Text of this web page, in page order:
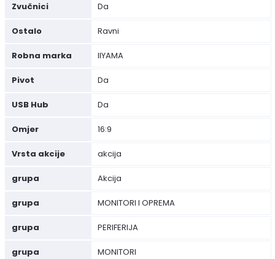
Zvučnici Da
Ostalo Ravni
Robna marka IIYAMA
Pivot Da
USB Hub Da
Omjer 16:9
Vrsta akcije akcija
grupa Akcija
grupa MONITORI I OPREMA
grupa PERIFERIJA
grupa MONITORI